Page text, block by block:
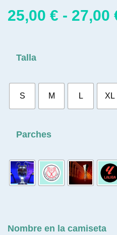
25,00 € - 27,00
Talla
S M L XL
Parches
Nombre en la camiseta